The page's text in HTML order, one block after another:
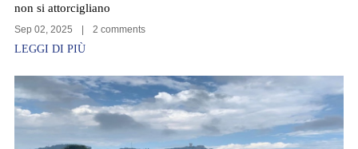
non si attorcigliano
Sep 02, 2025 | 2 comments
LEGGI DI PIÙ